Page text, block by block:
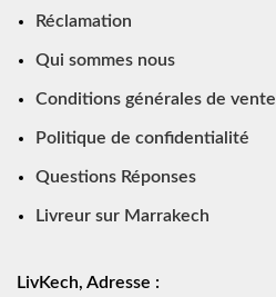
Réclamation
Qui sommes nous
Conditions générales de vente
Politique de confidentialité
Questions Réponses
Livreur sur Marrakech
LivKech, Adresse :